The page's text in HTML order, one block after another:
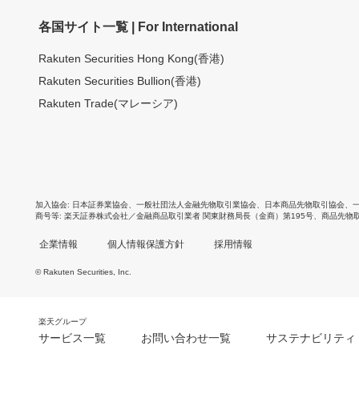
各国サイト一覧 | For International
Rakuten Securities Hong Kong(香港)
Rakuten Securities Bullion(香港)
Rakuten Trade(マレーシア)
加入協会 日本証券業協会 一般社団法人金融先物取引業協会 日本商品先物取引協会
商号等 楽天証券株式会社／金融商品取引業者 関東財務局長（金商）第195号、商品先物
企業情報 個人情報保護方針 採用情報
© Rakuten Securities, Inc.
楽天グループ
サービス一覧 お問い合わせ一覧 サステナビリティ